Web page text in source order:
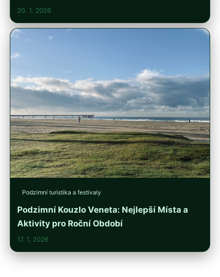
20. 1. 2026
Podzimní turistika a festivaly
Podzimní Kouzlo Veneta: Nejlepší Místa a
Aktivity pro Roční Období
17. 1. 2026